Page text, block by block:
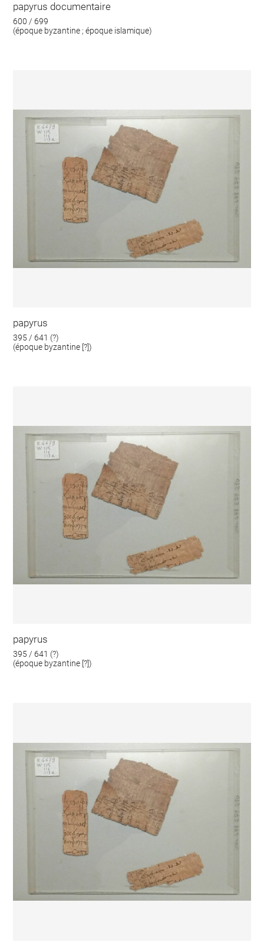
papyrus documentaire
600 / 699
(époque byzantine ; époque islamique)
papyrus
395 / 641 (?)
(époque byzantine [?])
papyrus
395 / 641 (?)
(époque byzantine [?])